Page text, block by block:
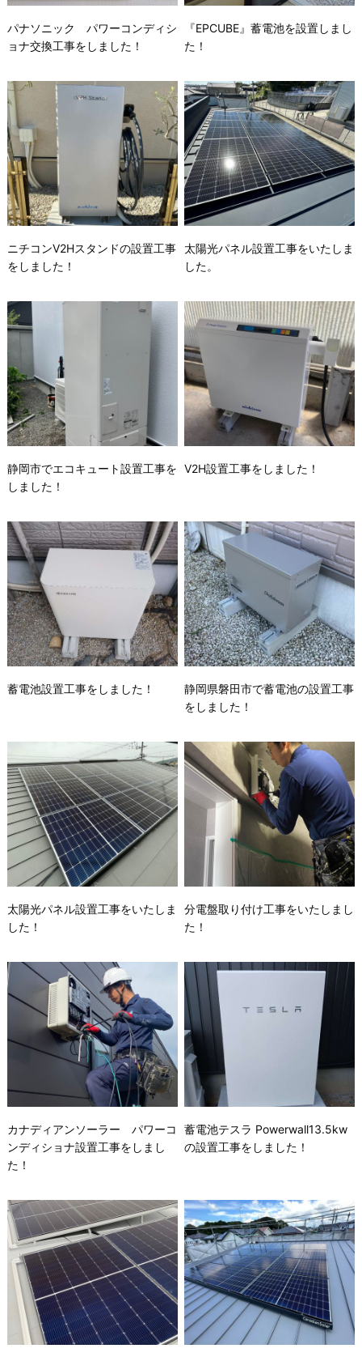
パナソニック パワーコンディシ
ョナ交換工事をしました！
『EPCUBE』蓄電池を設置しまし
た！
ニチコンV2Hスタンドの設置工事
をしました！
太陽光パネル設置工事をいたしま
した。
静岡市でエコキュート設置工事を
しました！
V2H設置工事をしました！
蓄電池設置工事をしました！
静岡県磐田市で蓄電池の設置工事
をしました！
太陽光パネル設置工事をいたしま
した！
分電盤取り付け工事をいたしまし
た！
カナディアンソーラー パワーコ
ンディショナ設置工事をしまし
た！
蓄電池テスラ Powerwall13.5kw
の設置工事をしました！